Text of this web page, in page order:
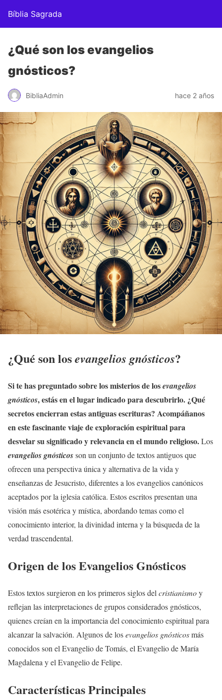
Bíblia Sagrada
¿Qué son los evangelios
gnósticos?
BibliaAdmin hace 2 años
¿Qué son losevangelios gnósticos?
Si te has preguntado sobre los misterios de losevangelios
gnósticos, estás en el lugar indicado para descubrirlo. ¿Qué
secretos encierran estas antiguas escrituras? Acompáñanos
en este fascinante viaje de exploración espiritual para
desvelar su significado y relevancia en el mundo religioso.Los
evangelios gnósticosson un conjunto de textos antiguos que
ofrecen una perspectiva única y alternativa de la vida y
enseñanzas de Jesucristo, diferentes a los evangelios canónicos
aceptados por la iglesia católica. Estos escritos presentan una
visión más esotérica y mística, abordando temas como el
conocimiento interior, la divinidad interna y la búsqueda de la
verdad trascendental.
Origen de los Evangelios Gnósticos
Estos textos surgieron en los primeros siglos del cristianismoy
reflejan las interpretaciones de grupos considerados gnósticos,
quienes creían en la importancia del conocimiento espiritual para
alcanzar la salvación. Algunos de losevangelios gnósticosmás
conocidos son el Evangelio de Tomás, el Evangelio de María
Magdalena y el Evangelio de Felipe.
Características Principales